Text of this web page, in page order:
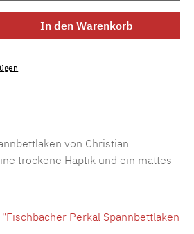
Gib den gewünschten
In den Warenkorb
von Christian
trockene Haptik und ein mattes
Perkal Spannbettlaken